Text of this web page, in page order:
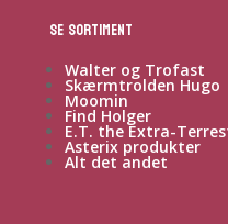
Se sortiment
Walter og Trofast
Skærmtrolden Hugo
Moomin
Find Holger
E.T. the Extra-
Asterix produkter
Alt det andet